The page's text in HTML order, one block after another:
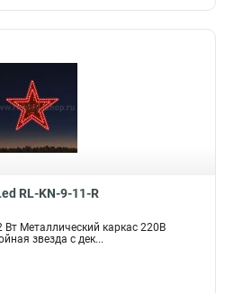
RL-KN-9-11-R
Металлический каркас 220В
звезда с дек...